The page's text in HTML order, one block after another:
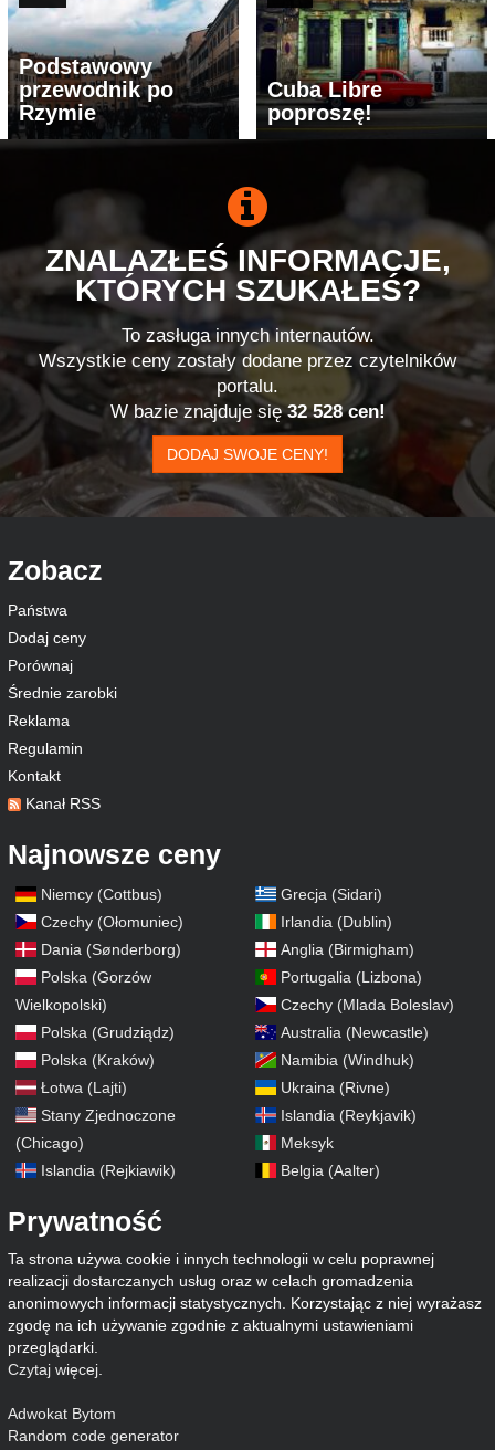
Podstawowy
przewodnik po
Rzymie
Cuba Libre
poproszę!
ZNALAZŁEŚ INFORMACJE,
KTÓRYCH SZUKAŁEŚ?
To zasługa innych internautów.
Wszystkie ceny zostały dodane przez czytelników
portalu.
W bazie znajduje się32 528 cen!
DODAJ SWOJE CENY!
Zobacz
Państwa
Dodaj ceny
Porównaj
Średnie zarobki
Reklama
Regulamin
Kontakt
Kanał RSS
Najnowsze ceny
Niemcy (Cottbus)
Czechy (Ołomuniec)
Dania (Sønderborg)
Polska (Gorzów
Wielkopolski)
Polska (Grudziądz)
Polska (Kraków)
Łotwa (Lajti)
Stany Zjednoczone
(Chicago)
Islandia (Rejkiawik)
Grecja (Sidari)
Irlandia (Dublin)
Anglia (Birmigham)
Portugalia (Lizbona)
Czechy (Mlada Boleslav)
Australia (Newcastle)
Namibia (Windhuk)
Ukraina (Rivne)
Islandia (Reykjavik)
Meksyk
Belgia (Aalter)
Prywatność
Ta strona używa cookie i innych technologii w celu poprawnej
realizacji dostarczanych usług oraz w celach gromadzenia
anonimowych informacji statystycznych. Korzystając z niej wyrażasz
zgodę na ich używanie zgodnie z aktualnymi ustawieniami
przeglądarki.
Czytaj więcej
Adwokat Bytom
Random code generator